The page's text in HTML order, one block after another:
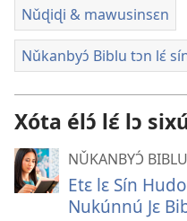
Nǔɖiɖi & mawusinsɛn
Nǔkanbyɔ́ Biblu tɔn lɛ́
Xóta élɔ́ lɛ́ lɔ
NǓKANBYƆ́
Etɛ lɛ Sín
Nukúnnú Jɛ